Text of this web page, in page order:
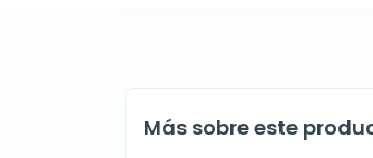
Más sobre este